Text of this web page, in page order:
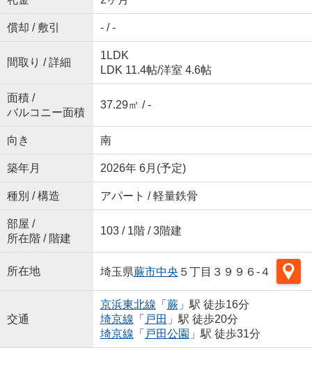
償却 / 敷引 - / -
間取り / 詳細
1LDK
LDK 11.4帖/洋室 4.6帖
面積 /
バルコニー面積
37.29㎡ / -
向き 南
築年月 2026年 6月(予定)
種別 / 構造 アパート / 軽量鉄骨
部屋 /
所在階 / 階建
103 / 1階 / 3階建
所在地 埼玉県蕨市中央 ５丁目３９９６-４
交通
京浜東北線 「 蕨」駅 徒歩16分
埼京線 「 戸田 」駅 徒歩20分
埼京線 「 戸田公園 」駅 徒歩31分